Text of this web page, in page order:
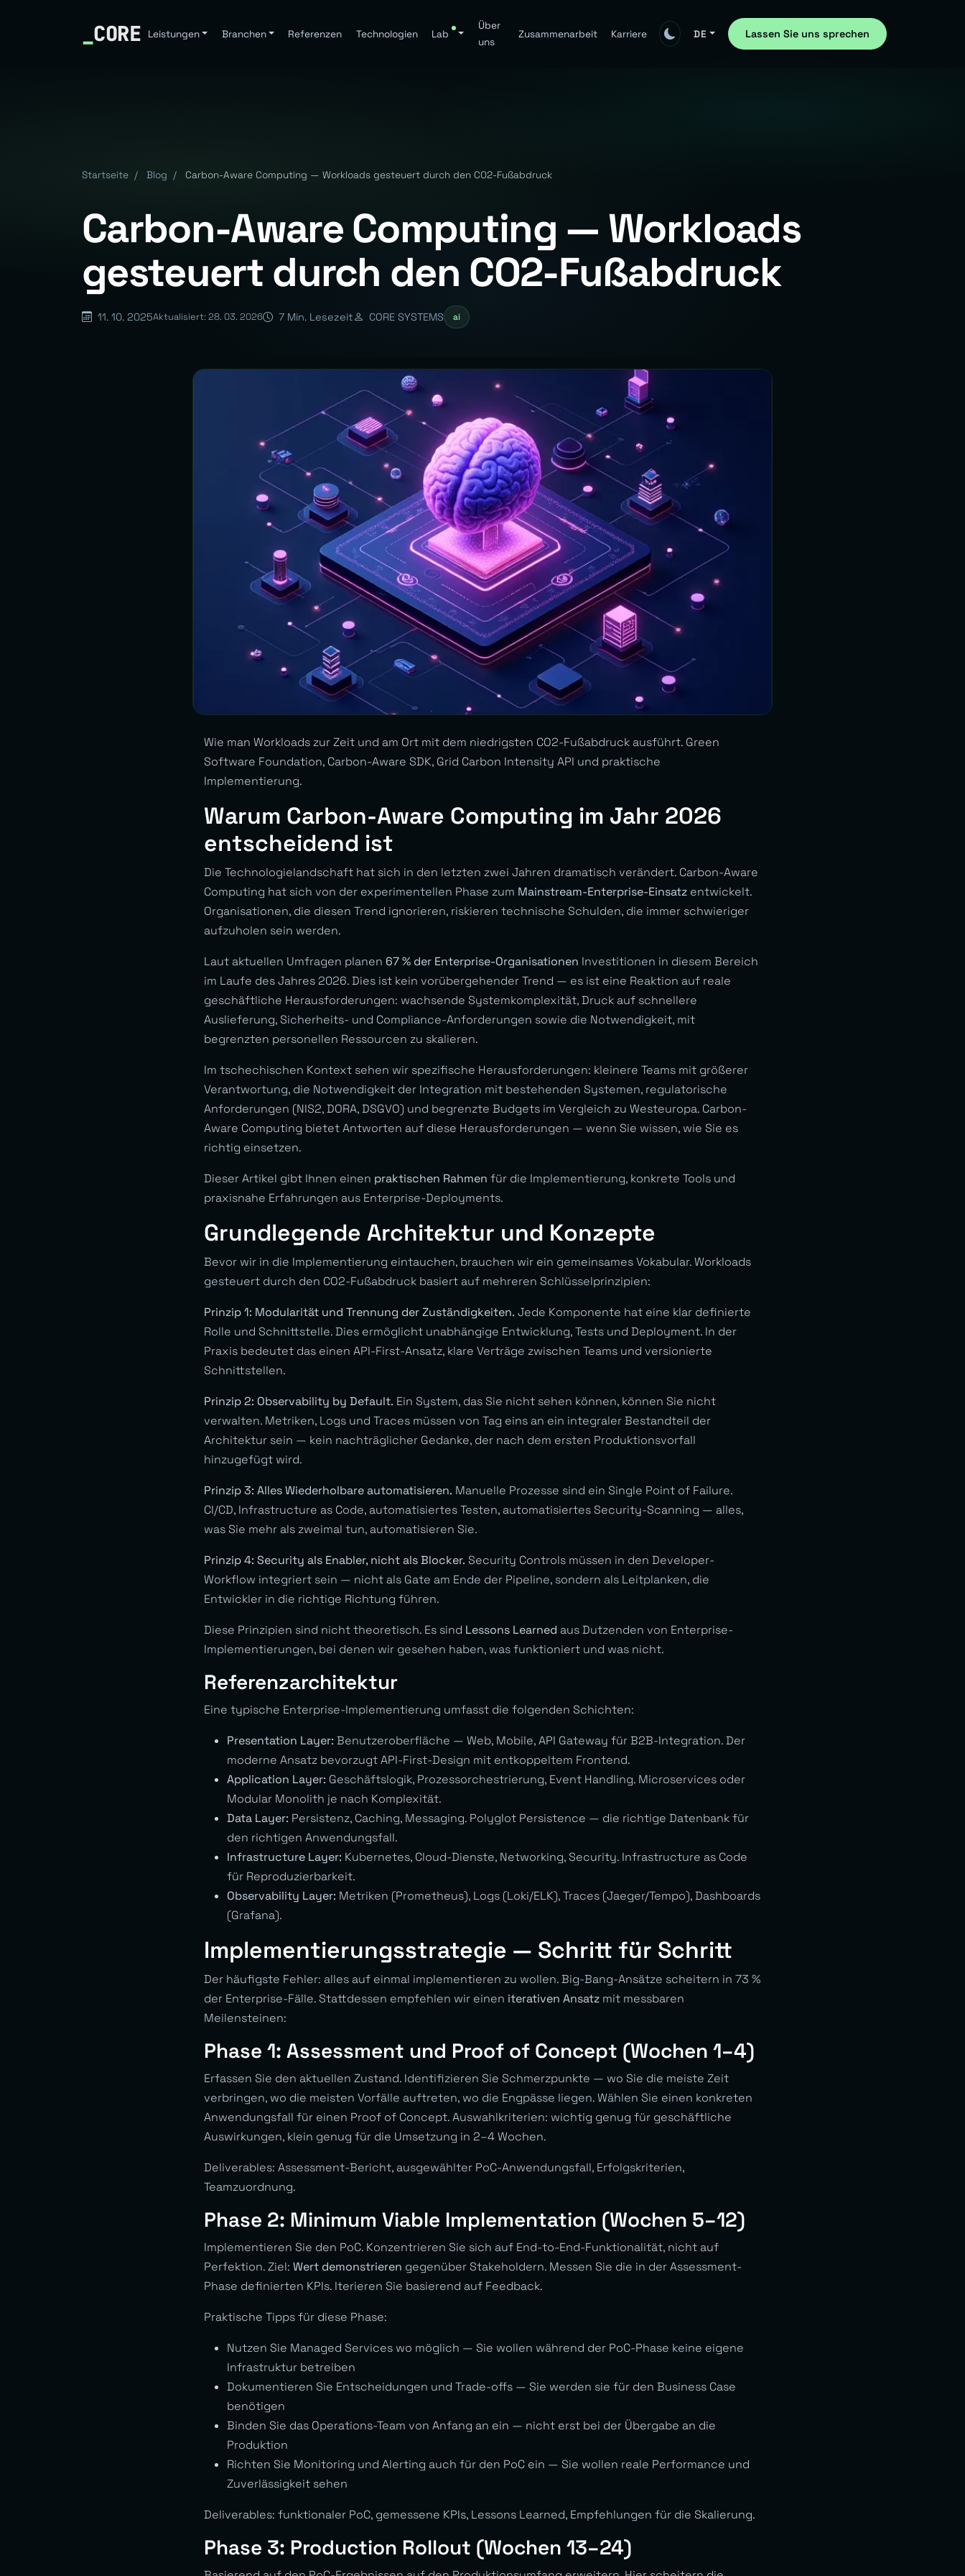
_CORE Leistungen Branchen Referenzen Technologien Lab
Über
uns
Zusammenarbeit Karriere DE Lassen Sie uns sprechen
Startseite / Blog / Carbon-Aware Computing — Workloads gesteuert durch den CO2-Fußabdruck
Carbon-Aware Computing — Workloads
gesteuert durch den CO2-Fußabdruck
11. 10. 2025Aktualisiert: 28. 03. 2026 7 Min. Lesezeit CORE SYSTEMS ai
Wie man Workloads zur Zeit und am Ort mit dem niedrigsten CO2-Fußabdruck ausführt. Green
Software Foundation, Carbon-Aware SDK, Grid Carbon Intensity API und praktische
Implementierung.
Warum Carbon-Aware Computing im Jahr 2026
entscheidend ist
Die Technologielandschaft hat sich in den letzten zwei Jahren dramatisch verändert. Carbon-Aware
Computing hat sich von der experimentellen Phase zum Mainstream-Enterprise-Einsatz entwickelt.
Organisationen, die diesen Trend ignorieren, riskieren technische Schulden, die immer schwieriger
aufzuholen sein werden.
Laut aktuellen Umfragen planen 67 % der Enterprise-Organisationen Investitionen in diesem Bereich
im Laufe des Jahres 2026. Dies ist kein vorübergehender Trend — es ist eine Reaktion auf reale
geschäftliche Herausforderungen: wachsende Systemkomplexität, Druck auf schnellere
Auslieferung, Sicherheits- und Compliance-Anforderungen sowie die Notwendigkeit, mit
begrenzten personellen Ressourcen zu skalieren.
Im tschechischen Kontext sehen wir spezifische Herausforderungen: kleinere Teams mit größerer
Verantwortung, die Notwendigkeit der Integration mit bestehenden Systemen, regulatorische
Anforderungen (NIS2, DORA, DSGVO) und begrenzte Budgets im Vergleich zu Westeuropa. Carbon-
Aware Computing bietet Antworten auf diese Herausforderungen — wenn Sie wissen, wie Sie es
richtig einsetzen.
Dieser Artikel gibt Ihnen einen praktischen Rahmen für die Implementierung, konkrete Tools und
praxisnahe Erfahrungen aus Enterprise-Deployments.
Grundlegende Architektur und Konzepte
Bevor wir in die Implementierung eintauchen, brauchen wir ein gemeinsames Vokabular. Workloads
gesteuert durch den CO2-Fußabdruck basiert auf mehreren Schlüsselprinzipien:
Prinzip 1: Modularität und Trennung der Zuständigkeiten. Jede Komponente hat eine klar definierte
Rolle und Schnittstelle. Dies ermöglicht unabhängige Entwicklung, Tests und Deployment. In der
Praxis bedeutet das einen API-First-Ansatz, klare Verträge zwischen Teams und versionierte
Schnittstellen.
Prinzip 2: Observability by Default. Ein System, das Sie nicht sehen können, können Sie nicht
verwalten. Metriken, Logs und Traces müssen von Tag eins an ein integraler Bestandteil der
Architektur sein — kein nachträglicher Gedanke, der nach dem ersten Produktionsvorfall
hinzugefügt wird.
Prinzip 3: Alles Wiederholbare automatisieren. Manuelle Prozesse sind ein Single Point of Failure.
CI/CD, Infrastructure as Code, automatisiertes Testen, automatisiertes Security-Scanning — alles,
was Sie mehr als zweimal tun, automatisieren Sie.
Prinzip 4: Security als Enabler, nicht als Blocker. Security Controls müssen in den Developer-
Workflow integriert sein — nicht als Gate am Ende der Pipeline, sondern als Leitplanken, die
Entwickler in die richtige Richtung führen.
Diese Prinzipien sind nicht theoretisch. Es sind Lessons Learned aus Dutzenden von Enterprise-
Implementierungen, bei denen wir gesehen haben, was funktioniert und was nicht.
Referenzarchitektur
Eine typische Enterprise-Implementierung umfasst die folgenden Schichten:
Presentation Layer: Benutzeroberfläche — Web, Mobile, API Gateway für B2B-Integration. Der
moderne Ansatz bevorzugt API-First-Design mit entkoppeltem Frontend.
Application Layer: Geschäftslogik, Prozessorchestrierung, Event Handling. Microservices oder
Modular Monolith je nach Komplexität.
Data Layer: Persistenz, Caching, Messaging. Polyglot Persistence — die richtige Datenbank für
den richtigen Anwendungsfall.
Infrastructure Layer: Kubernetes, Cloud-Dienste, Networking, Security. Infrastructure as Code
für Reproduzierbarkeit.
Observability Layer: Metriken (Prometheus), Logs (Loki/ELK), Traces (Jaeger/Tempo), Dashboards
(Grafana).
Implementierungsstrategie — Schritt für Schritt
Der häufigste Fehler: alles auf einmal implementieren zu wollen. Big-Bang-Ansätze scheitern in 73 %
der Enterprise-Fälle. Stattdessen empfehlen wir einen iterativen Ansatz mit messbaren
Meilensteinen:
Phase 1: Assessment und Proof of Concept (Wochen 1–4)
Erfassen Sie den aktuellen Zustand. Identifizieren Sie Schmerzpunkte — wo Sie die meiste Zeit
verbringen, wo die meisten Vorfälle auftreten, wo die Engpässe liegen. Wählen Sie einen konkreten
Anwendungsfall für einen Proof of Concept. Auswahlkriterien: wichtig genug für geschäftliche
Auswirkungen, klein genug für die Umsetzung in 2–4 Wochen.
Deliverables: Assessment-Bericht, ausgewählter PoC-Anwendungsfall, Erfolgskriterien,
Teamzuordnung.
Phase 2: Minimum Viable Implementation (Wochen 5–12)
Implementieren Sie den PoC. Konzentrieren Sie sich auf End-to-End-Funktionalität, nicht auf
Perfektion. Ziel: Wert demonstrieren gegenüber Stakeholdern. Messen Sie die in der Assessment-
Phase definierten KPIs. Iterieren Sie basierend auf Feedback.
Praktische Tipps für diese Phase:
Nutzen Sie Managed Services wo möglich — Sie wollen während der PoC-Phase keine eigene
Infrastruktur betreiben
Dokumentieren Sie Entscheidungen und Trade-offs — Sie werden sie für den Business Case
benötigen
Binden Sie das Operations-Team von Anfang an ein — nicht erst bei der Übergabe an die
Produktion
Richten Sie Monitoring und Alerting auch für den PoC ein — Sie wollen reale Performance und
Zuverlässigkeit sehen
Deliverables: funktionaler PoC, gemessene KPIs, Lessons Learned, Empfehlungen für die Skalierung.
Phase 3: Production Rollout (Wochen 13–24)